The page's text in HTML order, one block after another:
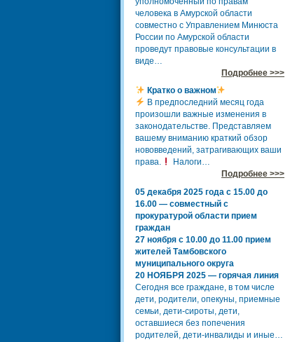
человека в Амурской области
совместно с Управлением Минюста
России по Амурской области
проведут правовые консультации в
виде…
Подробнее >>>
Кратко о важном
В предпоследний месяц года
произошли важные изменения в
законодательстве. Представляем
вашему вниманию краткий обзор
нововведений, затрагивающих ваши
права.
Налоги…
Подробнее >>>
05 декабря 2025 года с 15.00 до
16.00 — совместный с
прокуратурой области прием
граждан
27 ноября с 10.00 до 11.00 прием
жителей Тамбовского
муниципального округа
20 НОЯБРЯ 2025 — горячая линия
Сегодня все граждане, в том числе
дети, родители, опекуны, приемные
семьи, дети-сироты, дети,
оставшиеся без попечения
родителей, дети-инвалиды и иные…